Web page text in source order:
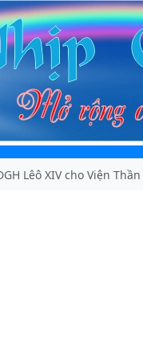
Lêô XIV cho Viện